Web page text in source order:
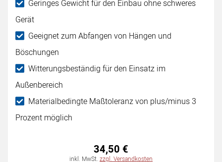
Geringes Gewicht für den Einbau ohne schweres
Gerät
Geeignet zum Abfangen von Hängen und
Böschungen
Witterungsbeständig für den Einsatz im
Außenbereich
Materialbedingte Maßtoleranz von plus/minus 3
Prozent möglich
34,50 €
Steuerhinweis:
inkl. MwSt. zzgl. Versandkosten